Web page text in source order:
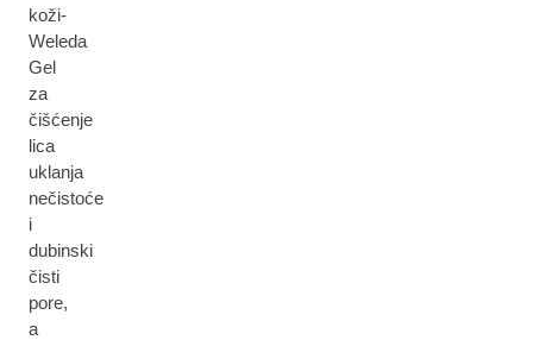
koži-
Weleda
Gel
za
čišćenje
lica
uklanja
nečistoće
i
dubinski
čisti
pore,
a